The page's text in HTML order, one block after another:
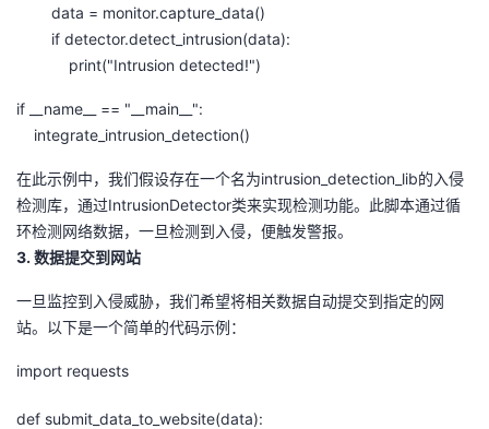
的
程
我
认
证
的
实
验
我
的
收
技
持
的
建
议
data = monitor.capture_data()
if detector.detect_intrusion(data):
print("Intrusion detected!")
if __name__ == "__main__":
integrate_intrusion_detection()
在此示例中，我们假设存在一个名为intrusion_detection_lib的入侵
检测库，通过IntrusionDetector类来实现检测功能。此脚本通过循
环检测网络数据，一旦检测到入侵，便触发警报。
3. 数据提交到网站
一旦监控到入侵威胁，我们希望将相关数据自动提交到指定的网
站。以下是一个简单的代码示例：
import requests
def submit_data_to_website(data):